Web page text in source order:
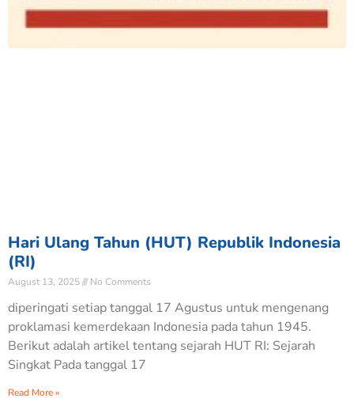
Hari Ulang Tahun (HUT) Republik Indonesia
(RI)
August 13, 2025 No Comments
diperingati setiap tanggal 17 Agustus untuk mengenang
proklamasi kemerdekaan Indonesia pada tahun 1945.
Berikut adalah artikel tentang sejarah HUT RI: Sejarah
Singkat Pada tanggal 17
Read More »